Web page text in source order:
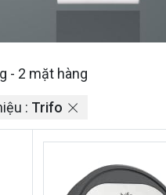
- 2 mặt hàng
: Trifo